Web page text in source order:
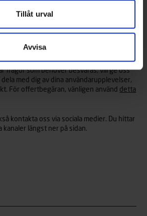
Tillåt urval
Avvisa
ditt intresse?
med alla frågor du kan tänkas ha om
Så om vi har väckt ditt intresse,
frågor som behöver besvaras, vill ge oss
med dig av dina användarupplevelser,
För offertbegäran, vänligen använd detta
kontakta oss via sociala medier. Du hittar
kanaler längst ner på sidan.